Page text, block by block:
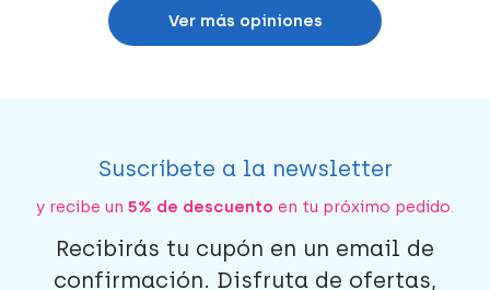
Ver más opiniones
Suscríbete a la newsletter
y recibe un 5% de descuento en tu próximo pedido.
Recibirás tu cupón en un email de
confirmación. Disfruta de ofertas,